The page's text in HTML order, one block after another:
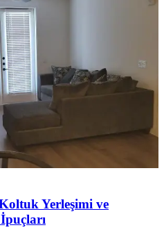
Yerleşimi ve